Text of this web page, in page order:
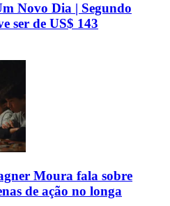
Novo Dia | Segundo
ser de US$ 143
Moura fala sobre
de ação no longa